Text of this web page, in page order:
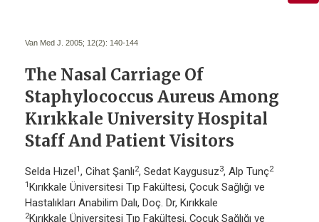
Van Med J. 2005; 12(2): 140-144
The Nasal Carriage Of
Staphylococcus Aureus Among
Kırıkkale University Hospital
Staff And Patient Visitors
Selda Hızel 1, Cihat Şanlı2, Sedat Kaygusuz3, Alp Tunç2
1 Kırıkkale Üniversitesi Tıp Fakültesi, Çocuk Sağlığı ve
Hastalıkları Anabilim Dalı, Doç. Dr, Kırıkkale
2Kırıkkale Üniversitesi Tıp Fakültesi, Çocuk Sağlığı ve